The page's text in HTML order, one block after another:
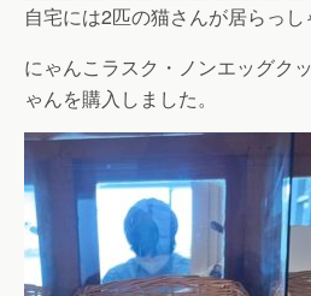
自宅には2匹の猫さんが居らっし
にゃんこラスク・ノンエッグク
ゃんを購入しました。